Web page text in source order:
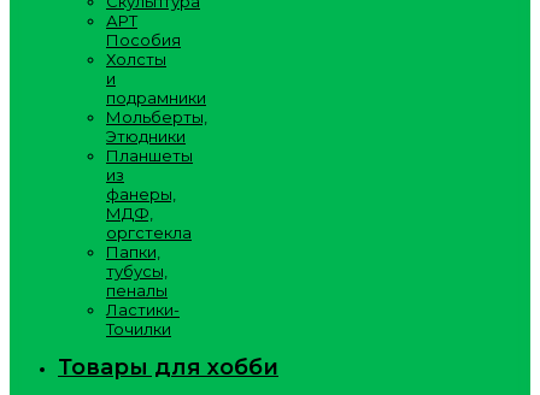
АРТ
Пособия
Холсты
и
подрамники
Мольберты,
Этюдники
Планшеты
из
фанеры,
МДФ,
оргстекла
Папки,
тубусы,
пеналы
Ластики-
Точилки
Товары для хобби